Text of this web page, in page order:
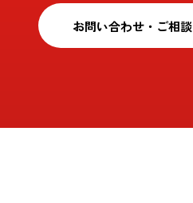
お問い合わせ・ご相談